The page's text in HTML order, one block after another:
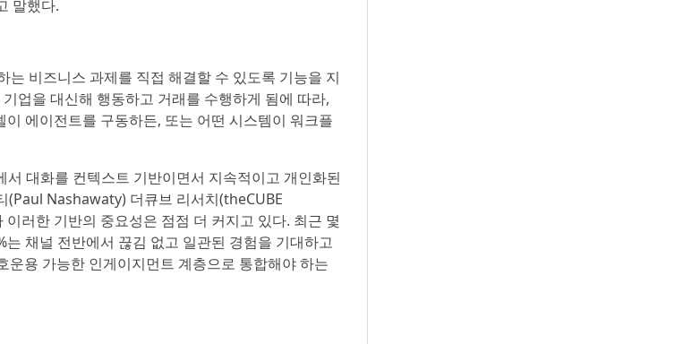
말했다.
비즈니스 과제를 직접 해결할 수 있도록 기능을 지
업을 대신해 행동하고 거래를 수행하게 됨에 따라,
에이전트를 구동하든, 또는 어떤 시스템이 워크플
대화를 컨텍스트 기반이면서 지속적이고 개인화된
(Paul Nashawaty) 더큐브 리서치(theCUBE
러한 기반의 중요성은 점점 더 커지고 있다. 최근 몇
채널 전반에서 끊김 없고 일관된 경험을 기대하고
용 가능한 인게이지먼트 계층으로 통합해야 하는